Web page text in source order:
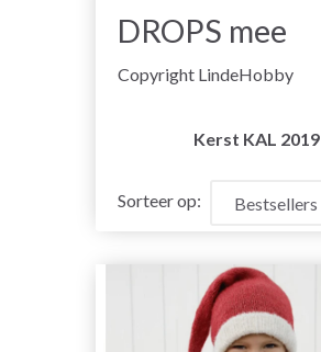
DROPS mee
Copyright LindeHobby
Kerst KAL 2019
Sorteer op: